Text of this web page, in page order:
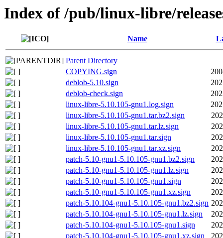
Index of /pub/linux-libre/
Name
Parent Directory
COPYING.sign
deblob-5.10.sign
deblob-check.sign
linux-libre-5.10.105-gnu1.log.sign
linux-libre-5.10.105-gnu1.tar.bz2.sign
linux-libre-5.10.105-gnu1.tar.lz.sign
linux-libre-5.10.105-gnu1.tar.sign
linux-libre-5.10.105-gnu1.tar.xz.sign
patch-5.10-gnu1-5.10.105-gnu1.bz2.sign
patch-5.10-gnu1-5.10.105-gnu1.lz.sign
patch-5.10-gnu1-5.10.105-gnu1.sign
patch-5.10-gnu1-5.10.105-gnu1.xz.sign
patch-5.10.104-gnu1-5.10.105-gnu1.bz2.sign
patch-5.10.104-gnu1-5.10.105-gnu1.lz.sign
patch-5.10.104-gnu1-5.10.105-gnu1.sign
patch-5.10.104-gnu1-5.10.105-gnu1.xz.sign